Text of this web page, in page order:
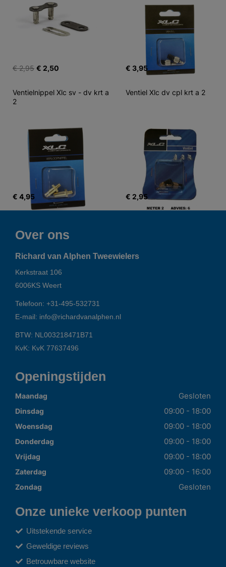
€ 2,95 € 2,50 € 3,95
Ventielnippel Xlc sv - dv krt a
2
€ 4,95
Ventiel Xlc dv cpl krt a 2
€ 2,95
Over ons
Richard van Alphen Tweewielers
Kerkstraat 106
6006KS Weert
Telefoon: +31-495-532731
E-mail: info@richardvanalphen.nl
BTW: NL003218471B71
KvK: KvK 77637496
Openingstijden
Maandag Gesloten
Dinsdag 09:00 - 18:00
Woensdag 09:00 - 18:00
Donderdag 09:00 - 18:00
Vrijdag 09:00 - 18:00
Zaterdag 09:00 - 16:00
Zondag Gesloten
Onze unieke verkoop punten
Uitstekende service
Geweldige reviews
Betrouwbare website